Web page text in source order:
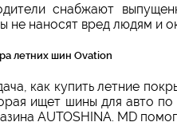
снабжают
не наносят вред людям и
летних шин Ovation
как купить летние
ищет шины для авто по
AUTOSHINA. MD